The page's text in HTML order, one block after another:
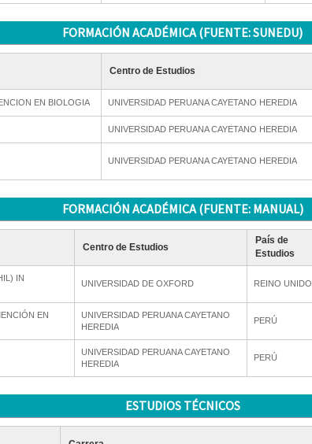
FORMACIÓN ACADÉMICA (FUENTE: SUNEDU)
Centro de Estudios
EN BIOLOGIA UNIVERSIDAD PERUANA CAYETANO HEREDIA
UNIVERSIDAD PERUANA CAYETANO HEREDIA
UNIVERSIDAD PERUANA CAYETANO HEREDIA
FORMACIÓN ACADÉMICA (FUENTE: MANUAL)
Centro de Estudios
País de
Estudios
IN
UNIVERSIDAD DE OXFORD REINO UNIDO
EN
UNIVERSIDAD PERUANA CAYETANO
HEREDIA
PERÚ
UNIVERSIDAD PERUANA CAYETANO
HEREDIA
PERÚ
ESTUDIOS TÉCNICOS